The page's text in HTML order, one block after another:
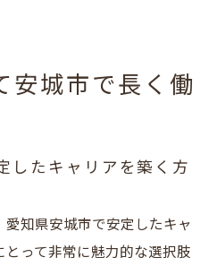
安城市で長く働
したキャリアを築く方
知県安城市で安定したキャ
とって非常に魅力的な選択肢